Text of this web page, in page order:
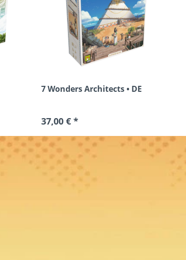
7 Wonders Architects • DE
37,00 € *